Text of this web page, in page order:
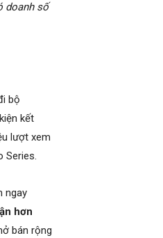
doanh số
bộ
kết
lượt xem
Series.
ngay
hơn
bán rộng